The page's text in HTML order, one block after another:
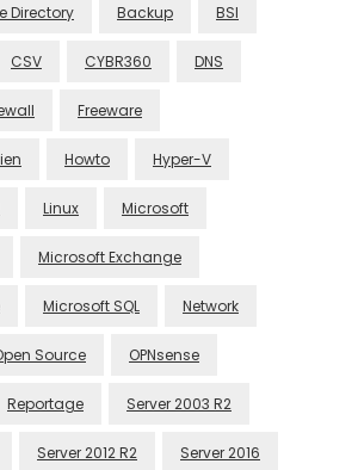
Directory Backup BSI
CSV CYBR360 DNS
Freeware
Howto Hyper-V
Linux Microsoft
Microsoft Exchange
Microsoft SQL Network
Source OPNsense
Reportage Server 2003 R2
Server 2012 R2 Server 2016